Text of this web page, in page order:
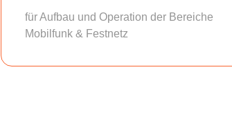
für Aufbau und Operation der Bereiche
Mobilfunk & Festnetz